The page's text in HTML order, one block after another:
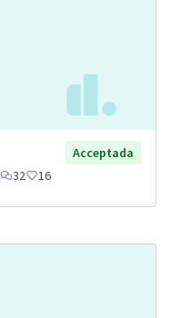
Acceptada
32 16